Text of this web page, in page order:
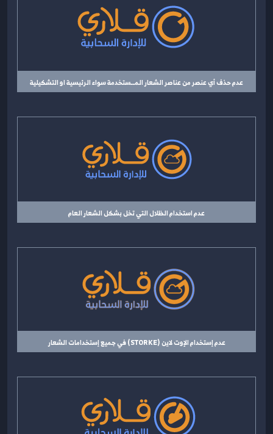
عدم حذف أي عنصر من عناصر الشعار المــستخدمة سواء الرئيسية او التشكيلية
عدم استخدام الظلال التي تخل بشكل الشعار العام
عدم إستخدام الإوت لاين (STORKE) في جميع إستخدامات الشعار